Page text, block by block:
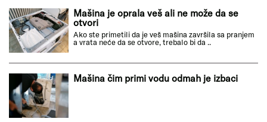
Mašina je oprala veš ali ne može da se
otvori
Ako ste primetili da je veš mašina završila sa pranjem
a vrata neće da se otvore, trebalo bi da ..
Mašina čim primi vodu odmah je izbaci